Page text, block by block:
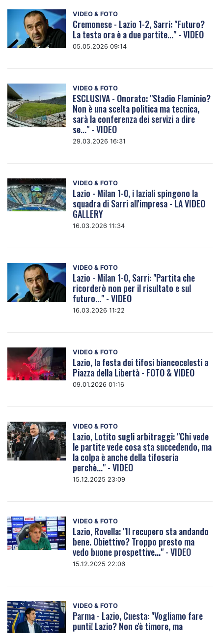
VIDEO & FOTO
Cremonese - Lazio 1-2, Sarri: "Futuro?
La testa ora è a due partite..." - VIDEO
05.05.2026 09:14
VIDEO & FOTO
ESCLUSIVA - Onorato: "Stadio Flaminio?
Non è una scelta politica ma tecnica,
sarà la conferenza dei servizi a dire
se..." - VIDEO
29.03.2026 16:31
VIDEO & FOTO
Lazio - Milan 1-0, i laziali spingono la
squadra di Sarri all'impresa - LA VIDEO
GALLERY
16.03.2026 11:34
VIDEO & FOTO
Lazio - Milan 1-0, Sarri: "Partita che
ricorderò non per il risultato e sul
futuro..." - VIDEO
16.03.2026 11:22
VIDEO & FOTO
Lazio, la festa dei tifosi biancocelesti a
Piazza della Libertà - FOTO & VIDEO
09.01.2026 01:16
VIDEO & FOTO
Lazio, Lotito sugli arbitraggi: "Chi vede
le partite vede cosa sta succedendo, ma
la colpa è anche della tifoseria
perchè..." - VIDEO
15.12.2025 23:09
VIDEO & FOTO
Lazio, Rovella: "Il recupero sta andando
bene. Obiettivo? Troppo presto ma
vedo buone prospettive..." - VIDEO
15.12.2025 22:06
VIDEO & FOTO
Parma - Lazio, Cuesta: "Vogliamo fare
punti! Lazio? Non c'è timore, ma